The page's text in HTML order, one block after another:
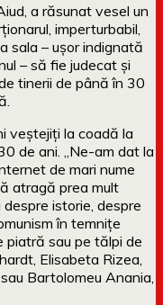
a răsunat vesel un
imperturbabil,
sala – ușor indignată
– să fie judecat și
tinerii de până în 30
veștejiți la coadă la
de ani. „Ne-am dat la
de mari nume
atragă prea mult
istorie, despre
în temnițe
piatră sau pe tălpi de
Elisabeta Rizea,
Bartolomeu Anania,